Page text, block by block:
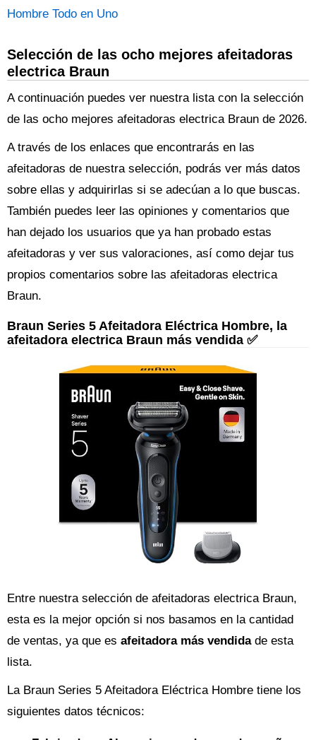
Hombre Todo en Uno
Selección de las ocho mejores afeitadoras
electrica Braun
A continuación puedes ver nuestra lista con la selección
de las ocho mejores afeitadoras electrica Braun de 2026.
A través de los enlaces que encontrarás en las
afeitadoras de nuestra selección, podrás ver más datos
sobre ellas y adquirirlas si se adecúan a lo que buscas.
También puedes leer las opiniones y comentarios que
han dejado los usuarios que ya han probado estas
afeitadoras y ver sus valoraciones, así como dejar tus
propios comentarios sobre las afeitadoras electrica
Braun.
Braun Series 5 Afeitadora Eléctrica Hombre, la
afeitadora electrica Braun más vendida ✅
Entre nuestra selección de afeitadoras electrica Braun,
esta es la mejor opción si nos basamos en la cantidad
de ventas, ya que es afeitadora más vendidade esta
lista.
La Braun Series 5 Afeitadora Eléctrica Hombre tiene los
siguientes datos técnicos: